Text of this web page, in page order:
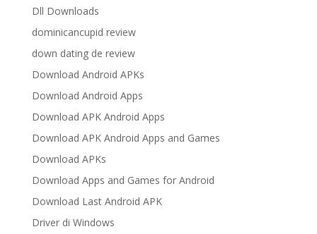
Dll Downloads
dominicancupid review
down dating de review
Download Android APKs
Download Android Apps
Download APK Android Apps
Download APK Android Apps and Games
Download APKs
Download Apps and Games for Android
Download Last Android APK
Driver di Windows